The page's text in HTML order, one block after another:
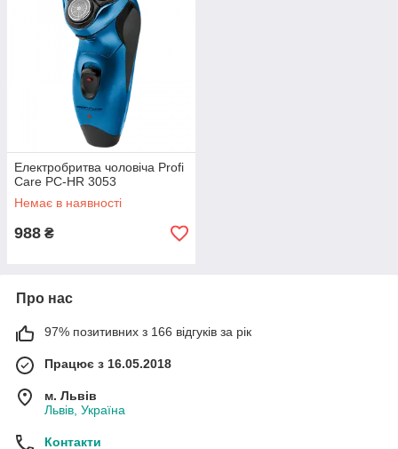
Електробритва чоловіча Profi
Care PC-HR 3053
Немає в наявності
988 ₴
Про нас
97% позитивних з 166 відгуків за рік
Працює з 16.05.2018
м. Львів
Львів, Україна
Контакти